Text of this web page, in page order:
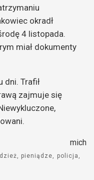
okradł
4 listopada.
miał dokumenty
dni. Trafił
zajmuje się
mich
pieniądze
policja